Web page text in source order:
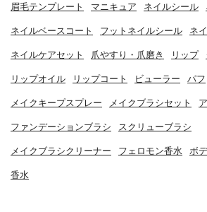
眉毛テンプレート マニキュア ネイルシール
ネイルベースコート フットネイルシール ネ
ネイルケアセット 爪やすり・爪磨き リップ
リップオイル リップコート ビューラー パフ
メイクキープスプレー メイクブラシセット
ファンデーションブラシ スクリューブラシ
メイクブラシクリーナー フェロモン香水 ボ
香水